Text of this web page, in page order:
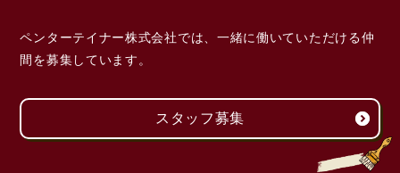
ペンターテイナー株式会社では、一緒に働いていただける仲
間を募集しています。
スタッフ募集